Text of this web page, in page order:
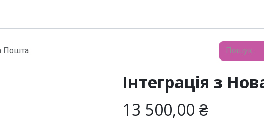
Пошта
Інтеграція з
13 500,00 ₴